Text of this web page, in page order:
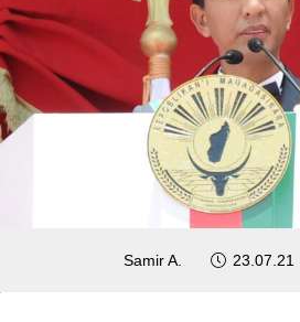
Samir A. 23.07.21